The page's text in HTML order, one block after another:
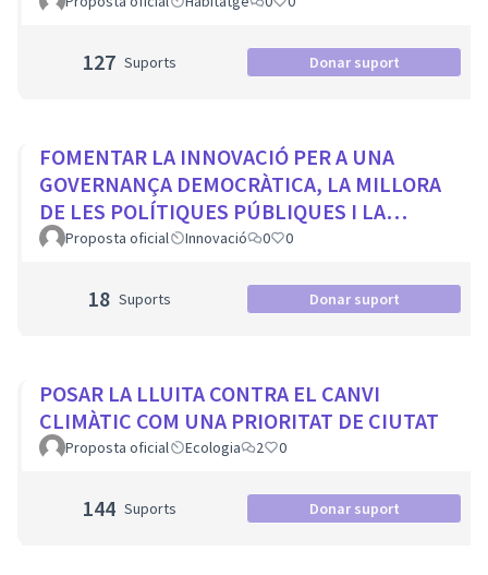
127 Suports Donar suport
FOMENTAR LA INNOVACIÓ PER A UNA
GOVERNANÇA DEMOCRÀTICA, LA MILLORA
DE LES POLÍTIQUES PÚBLIQUES I LA
TRANSFORMACIÓ SOCIAL
Proposta oficial Innovació 0 0
18 Suports Donar suport
POSAR LA LLUITA CONTRA EL CANVI
CLIMÀTIC COM UNA PRIORITAT DE CIUTAT
Proposta oficial Ecologia 2 0
144 Suports Donar suport